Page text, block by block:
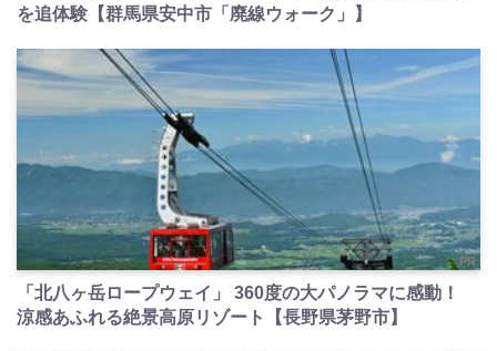
を追体験【群馬県安中市「廃線ウォーク」】
PR
「北八ヶ岳ロープウェイ」 360度の大パノラマに感動！
涼感あふれる絶景高原リゾート【長野県茅野市】